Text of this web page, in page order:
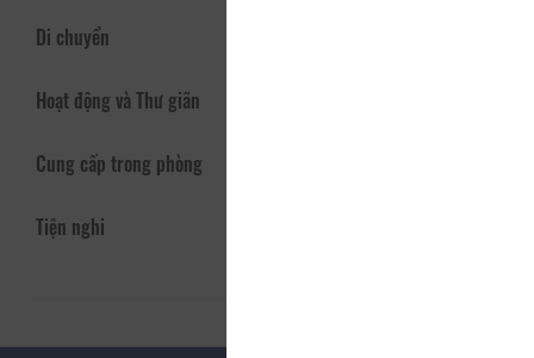
Di chuyển
Hoạt động và Thư giãn
Cung cấp trong phòng
Tiện nghi